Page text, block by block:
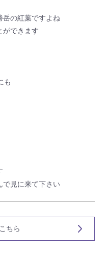
岳の紅葉ですよね
ができます
も
で見に来て下さい
ちら